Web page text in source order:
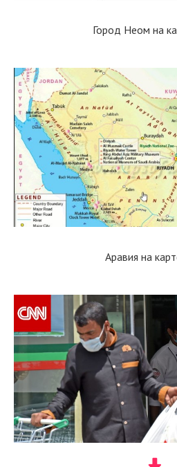
Город Неом на
Аравия на